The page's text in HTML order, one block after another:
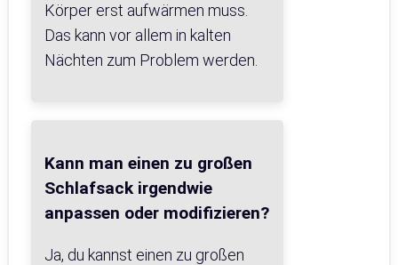
Körper erst aufwärmen muss.
Das kann vor allem in kalten
Nächten zum Problem werden.
Kann man einen zu großen
Schlafsack irgendwie
anpassen oder modifizieren?
Ja, du kannst einen zu großen